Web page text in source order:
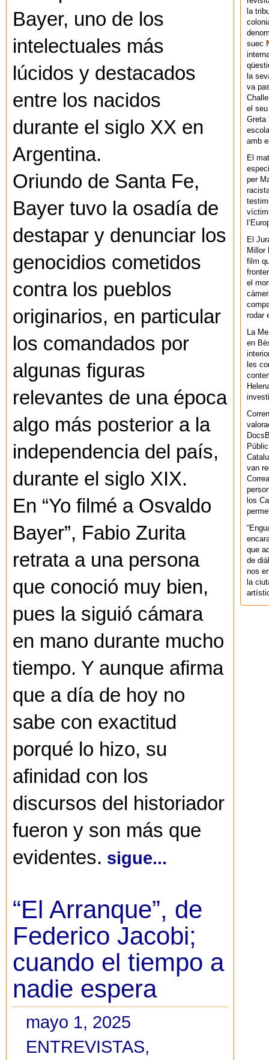
Bayer, uno de los
intelectuales más
lúcidos y destacados
entre los nacidos
durante el siglo XX en
Argentina.
Oriundo de Santa Fe,
Bayer tuvo la osadía de
destapar y denunciar los
genocidios cometidos
contra los pueblos
originarios, en particular
los comandados por
algunas figuras
relevantes de una época
algo más posterior a la
independencia del país,
durante el siglo XIX.
En “Yo filmé a Osvaldo
Bayer”, Fabio Zurita
retrata a una persona
que conoció muy bien,
pues la siguió cámara
en mano durante mucho
tiempo. Y aunque afirma
que a día de hoy no
sabe con exactitud
porqué lo hizo, su
afinidad con los
discursos del historiador
fueron y son más que
evidentes. sigue...
“El Arranque”, de
Federico Jacobi;
cuando el tiempo a
nadie espera
mayo 1, 2025
ENTREVISTAS,
la
suec
la
va
el
Greta
amb
El
per
El
Millor
film
el
rodar
La
en
les
van
los
que
de
nos
la